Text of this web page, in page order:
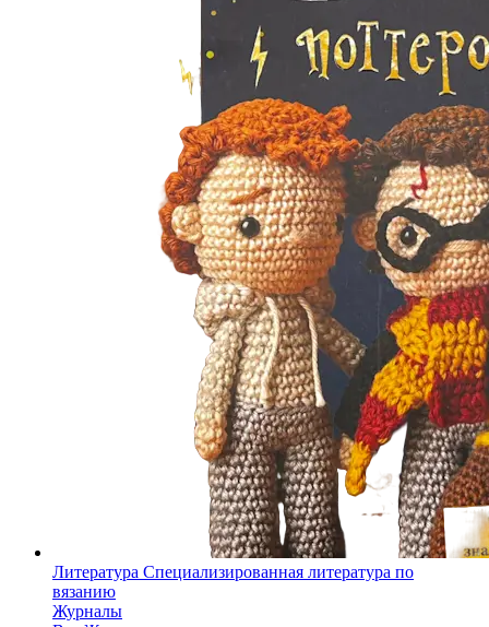
Литература Специализированная литература по
вязанию
Журналы